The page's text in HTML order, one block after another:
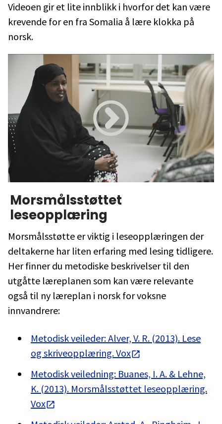
Videoen gir et lite innblikk i hvorfor det kan være
krevende for en fra Somalia å lære klokka på
norsk.
Morsmålsstøttet
leseopplæring
Morsmålsstøtte er viktig i leseopplæringen der
deltakerne har liten erfaring med lesing tidligere.
Her finner du metodiske beskrivelser til den
utgåtte læreplanen som kan være relevante
også til ny læreplan i norsk for voksne
innvandrere:
Metodisk veileder: Alver, V. R. (2013). Lese
og skriveopplæring. Vox
Metodisk veiledning: Buanes, I. A. & Lehne,
K. (2013). Morsmålsstøttet leseopplæring.
Vox